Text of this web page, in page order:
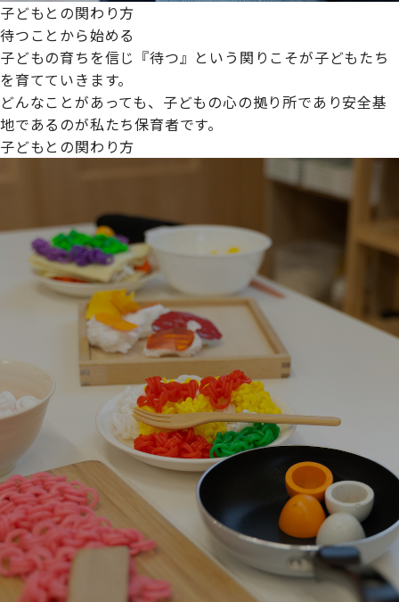
子どもとの関わり方
待つことから始める
子どもの育ちを信じ『待つ』という関りこそが子どもたち
を育てていきます。
どんなことがあっても、子どもの心の拠り所であり安全基
地であるのが私たち保育者です。
子どもとの関わり方